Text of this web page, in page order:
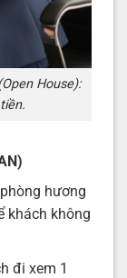
House):
hương
khách không
đi xem 1